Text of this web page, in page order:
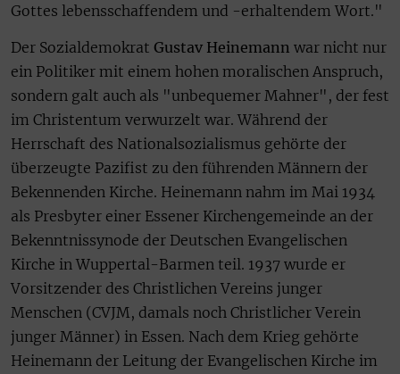
Gottes lebensschaffendem und -erhaltendem Wort."
Der Sozialdemokrat Gustav Heinemann war nicht nur
ein Politiker mit einem hohen moralischen Anspruch,
sondern galt auch als "unbequemer Mahner", der fest
im Christentum verwurzelt war. Während der
Herrschaft des Nationalsozialismus gehörte der
überzeugte Pazifist zu den führenden Männern der
Bekennenden Kirche. Heinemann nahm im Mai 1934
als Presbyter einer Essener Kirchengemeinde an der
Bekenntnissynode der Deutschen Evangelischen
Kirche in Wuppertal-Barmen teil. 1937 wurde er
Vorsitzender des Christlichen Vereins junger
Menschen (CVJM, damals noch Christlicher Verein
junger Männer) in Essen. Nach dem Krieg gehörte
Heinemann der Leitung der Evangelischen Kirche im